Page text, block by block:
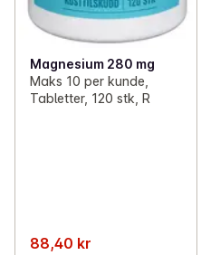
Magnesium 280 mg
Maks 10 per kunde,
Tabletter, 120 stk, R
88,40 kr